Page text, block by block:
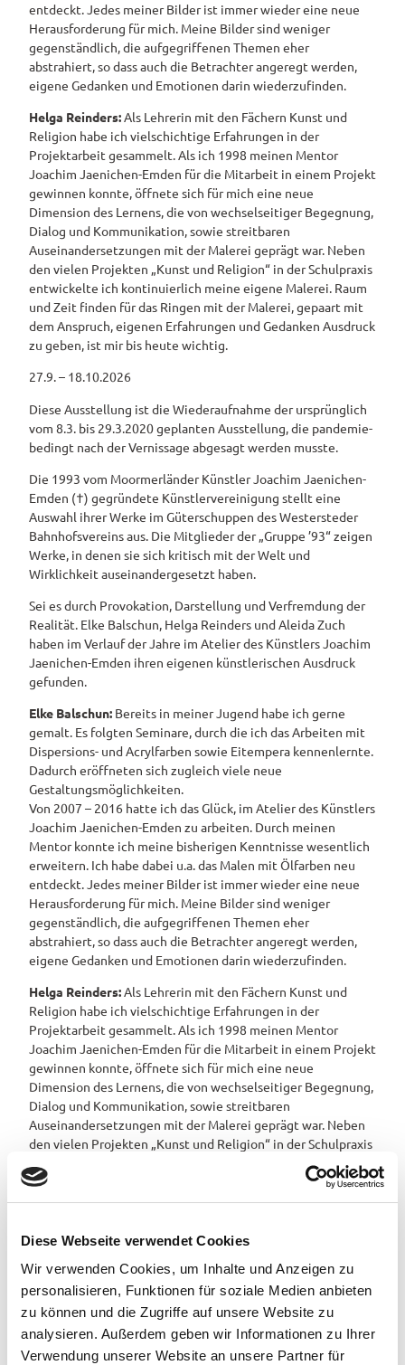
Diese Webseite verwendet Cookies
Wir verwenden Cookies, um Inhalte und Anzeigen zu
personalisieren, Funktionen für soziale Medien anbieten
zu können und die Zugriffe auf unsere Website zu
analysieren. Außerdem geben wir Informationen zu Ihrer
Verwendung unserer Website an unsere Partner für
entdeckt. Jedes meiner Bilder ist immer wieder eine neue
Herausforderung für mich. Meine Bilder sind weniger
gegenständlich, die aufgegriffenen Themen eher
abstrahiert, so dass auch die Betrachter angeregt werden,
eigene Gedanken und Emotionen darin wiederzufinden.
Helga Reinders:Als Lehrerin mit den Fächern Kunst und
Religion habe ich vielschichtige Erfahrungen in der
Projektarbeit gesammelt. Als ich 1998 meinen Mentor
Joachim Jaenichen-Emden für die Mitarbeit in einem Projekt
gewinnen konnte, öffnete sich für mich eine neue
Dimension des Lernens, die von wechselseitiger Begegnung,
Dialog und Kommunikation, sowie streitbaren
Auseinandersetzungen mit der Malerei geprägt war. Neben
den vielen Projekten „Kunst und Religion“ in der Schulpraxis
entwickelte ich kontinuierlich meine eigene Malerei. Raum
und Zeit finden für das Ringen mit der Malerei, gepaart mit
dem Anspruch, eigenen Erfahrungen und Gedanken Ausdruck
zu geben, ist mir bis heute wichtig.
27.9. – 18.10.2026
Diese Ausstellung ist die Wiederaufnahme der ursprünglich
vom 8.3. bis 29.3.2020 geplanten Ausstellung, die pandemie-
bedingt nach der Vernissage abgesagt werden musste.
Die 1993 vom Moormerländer Künstler Joachim Jaenichen-
Emden (†) gegründete Künstlervereinigung stellt eine
Auswahl ihrer Werke im Güterschuppen des Westersteder
Bahnhofsvereins aus. Die Mitglieder der „Gruppe ’93“ zeigen
Werke, in denen sie sich kritisch mit der Welt und
Wirklichkeit auseinandergesetzt haben.
Sei es durch Provokation, Darstellung und Verfremdung der
Realität. Elke Balschun, Helga Reinders und Aleida Zuch
haben im Verlauf der Jahre im Atelier des Künstlers Joachim
Jaenichen-Emden ihren eigenen künstlerischen Ausdruck
gefunden.
Elke Balschun: Bereits in meiner Jugend habe ich gerne
gemalt. Es folgten Seminare, durch die ich das Arbeiten mit
Dispersions- und Acrylfarben sowie Eitempera kennenlernte.
Dadurch eröffneten sich zugleich viele neue
Gestaltungsmöglichkeiten.
Von 2007 – 2016 hatte ich das Glück, im Atelier des Künstlers
Joachim Jaenichen-Emden zu arbeiten. Durch meinen
Mentor konnte ich meine bisherigen Kenntnisse wesentlich
erweitern. Ich habe dabei u.a. das Malen mit Ölfarben neu
entdeckt. Jedes meiner Bilder ist immer wieder eine neue
Herausforderung für mich. Meine Bilder sind weniger
gegenständlich, die aufgegriffenen Themen eher
abstrahiert, so dass auch die Betrachter angeregt werden,
eigene Gedanken und Emotionen darin wiederzufinden.
Helga Reinders:Als Lehrerin mit den Fächern Kunst und
Religion habe ich vielschichtige Erfahrungen in der
Projektarbeit gesammelt. Als ich 1998 meinen Mentor
Joachim Jaenichen-Emden für die Mitarbeit in einem Projekt
gewinnen konnte, öffnete sich für mich eine neue
Dimension des Lernens, die von wechselseitiger Begegnung,
Dialog und Kommunikation, sowie streitbaren
Auseinandersetzungen mit der Malerei geprägt war. Neben
den vielen Projekten „Kunst und Religion“ in der Schulpraxis
entwickelte ich kontinuierlich meine eigene Malerei. Raum
und Zeit finden für das Ringen mit der Malerei, gepaart mit
dem Anspruch, eigenen Erfahrungen und Gedanken Ausdruck
Aleida Zuch:Meine Suche nach geeigneten Lehrern endete
1993 mit dem Besuch im Atelier meines Mentors Joachim
Jaenichen-Emden. Die Möglichkeit, bestehende stilistische
Grundlagen besser und zwingender einzusetzen, eröffnete
mir die Malerei neu. Die Chance, über die Malerei zu
provokanten Themenbearbeitungen zu gelangen, gab mir